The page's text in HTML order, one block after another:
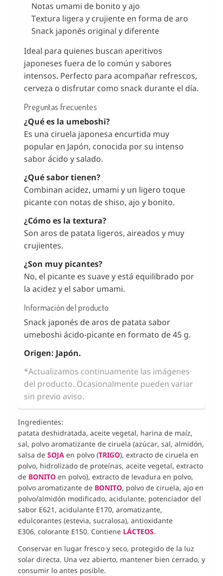
Notas umami de bonito y ajo
Textura ligera y crujiente en forma de aro
Snack japonés original y diferente
Ideal para quienes buscan aperitivos
japoneses fuera de lo común y sabores
intensos. Perfecto para acompañar refrescos,
cerveza o disfrutar como snack durante el día.
Preguntas frecuentes
¿Qué es la umeboshi?
Es una ciruela japonesa encurtida muy
popular en Japón, conocida por su intenso
sabor ácido y salado.
¿Qué sabor tienen?
Combinan acidez, umami y un ligero toque
picante con notas de shiso, ajo y bonito.
¿Cómo es la textura?
Son aros de patata ligeros, aireados y muy
crujientes.
¿Son muy picantes?
No, el picante es suave y está equilibrado por
la acidez y el sabor umami.
Información del producto
Snack japonés de aros de patata sabor
umeboshi ácido-picante en formato de 45 g.
Origen: Japón.
*Actualizamos continuamente las imágenes
del producto. Ocasionalmente pueden variar
sin previo aviso.
Ingredientes:
patata deshidratada, aceite vegetal, harina de maíz,
sal, polvo aromatizante de ciruela (azúcar, sal, almidón,
salsa de SOJA en polvo (TRIGO), extracto de ciruela en
polvo, hidrolizado de proteínas, aceite vegetal, extracto
de BONITO en polvo), extracto de levadura en polvo,
polvo aromatizante de BONITO, polvo de ciruela, ajo en
polvo/almidón modificado, acidulante, potenciador del
sabor E621, acidulante E170, aromatizante,
edulcorantes (estevia, sucralosa), antioxidante
E306, colorante E150. Contiene LÁCTEOS.
Conservar en lugar fresco y seco, protegido de la luz
solar directa. Una vez abierto, mantener bien cerrado, y
consumir lo antes posible.